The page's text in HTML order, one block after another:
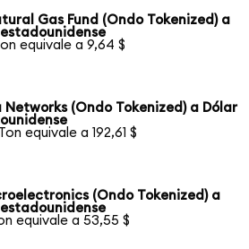
Gas Fund (Ondo Tokenized) a
estadounidense
equivale a 9,64 $
Networks (Ondo Tokenized) a Dólar
equivale a 192,61 $
(Ondo Tokenized) a
estadounidense
equivale a 53,55 $